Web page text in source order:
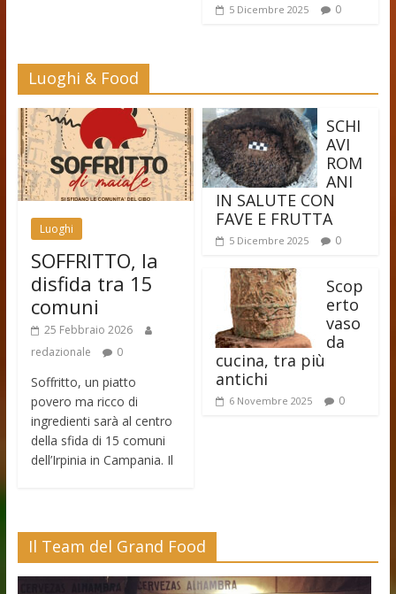
5 Dicembre 2025 0
Luoghi & Food
Luoghi
SOFFRITTO, la
disfida tra 15
comuni
25 Febbraio 2026
redazionale
0
Soffritto, un piatto
povero ma ricco di
ingredienti sarà al centro
della sfida di 15 comuni
dell’Irpinia in Campania. Il
SCHI
AVI
ROM
ANI
IN SALUTE CON
FAVE E FRUTTA
5 Dicembre 2025 0
Scop
erto
vaso
da
cucina, tra più
antichi
6 Novembre 2025 0
Il Team del Grand Food